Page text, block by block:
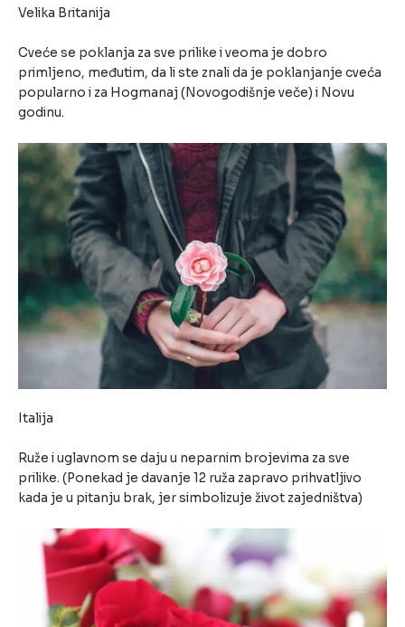
Velika Britanija
Cveće se poklanja za sve prilike i veoma je dobro
primljeno, međutim, da li ste znali da je poklanjanje cveća
popularno i za Hogmanaj (Novogodišnje veče) i Novu
godinu.
Italija
Ruže i uglavnom se daju u neparnim brojevima za sve
prilike. (Ponekad je davanje 12 ruža zapravo prihvatljivo
kada je u pitanju brak, jer simbolizuje život zajedništva)